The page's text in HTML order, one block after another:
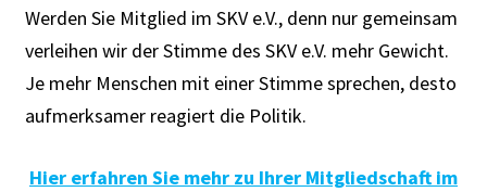
Werden Sie Mitglied im SKV e.V., denn nur gemeinsam
verleihen wir der Stimme des SKV e.V. mehr Gewicht.
Je mehr Menschen mit einer Stimme sprechen, desto
aufmerksamer reagiert die Politik.
Hier erfahren Sie mehr zu Ihrer Mitgliedschaft im